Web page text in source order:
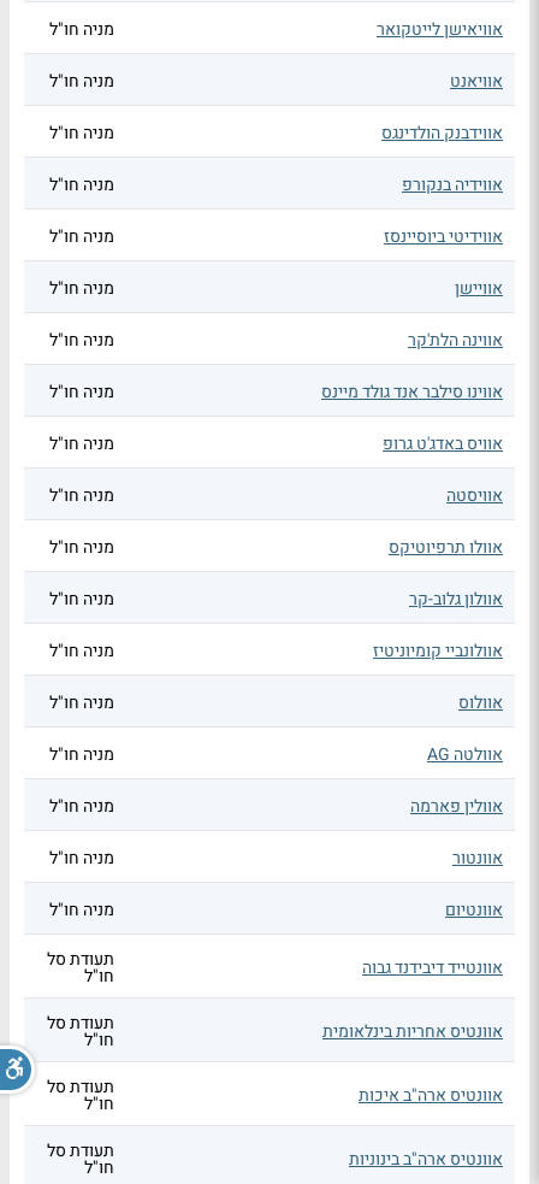
אוויאישן לייטקואר מניה חו"ל
אוויאנט מניה חו"ל
אווידבנק הולדינגס מניה חו"ל
אווידיה בנקורפ מניה חו"ל
אווידיטי ביוסיינסז מניה חו"ל
אוויישן מניה חו"ל
אווינה הלת'קר מניה חו"ל
אווינו סילבר אנד גולד מיינס מניה חו"ל
אוויס באדג'ט גרופ מניה חו"ל
אוויסטה מניה חו"ל
אוולו תרפיוטיקס מניה חו"ל
אוולון גלוב-קר מניה חו"ל
אוולונביי קומיוניטיז מניה חו"ל
אוולוס מניה חו"ל
אוולטה AG מניה חו"ל
אוולין פארמה מניה חו"ל
אוונטור מניה חו"ל
אוונטיום מניה חו"ל
אוונטייד דיבידנד גבוה תעודת סל
חו"ל
אוונטיס אחריות בינלאומית תעודת סל
חו"ל
אוונטיס ארה"ב איכות תעודת סל
חו"ל
אוונטיס ארה"ב בינוניות תעודת סל
חו"ל